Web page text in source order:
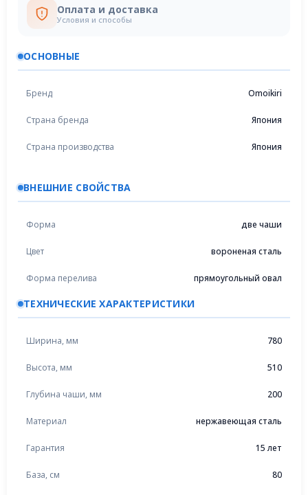
Оплата и доставка
Условия и способы
ОСНОВНЫЕ
Бренд Omoikiri
Страна бренда Япония
Страна производства Япония
ВНЕШНИЕ СВОЙСТВА
Форма две чаши
Цвет вороненая сталь
Форма перелива прямоугольный овал
ТЕХНИЧЕСКИЕ ХАРАКТЕРИСТИКИ
Ширина, мм 780
Высота, мм 510
Глубина чаши, мм 200
Материал нержавеющая сталь
Гарантия 15 лет
База, см 80